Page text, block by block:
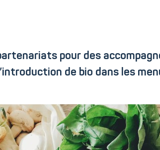
pour des
de bio dans les